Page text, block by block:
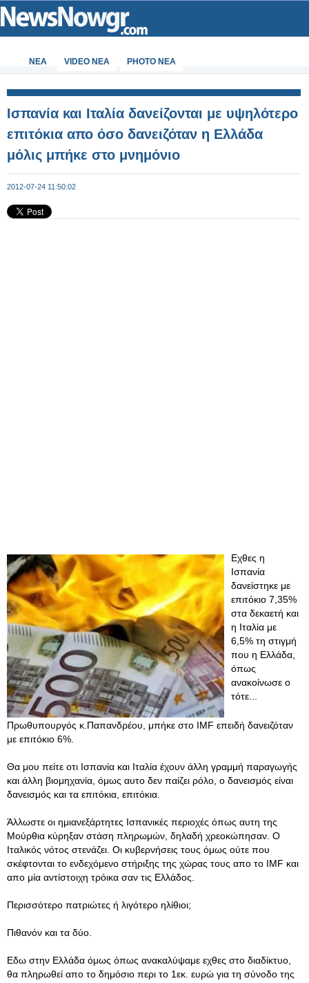
ΝΕΑ VIDEO NEA PHOTO NEA
Ισπαvία και Ιταλία δανείζονται με υψηλότερο
επιτόκια απο όσο δανειζόταν η Ελλάδα
μόλις μπήκε στο μνημόνιο
2012-07-24 11:50:02
Εχθες η
Ισπανία
δανείστηκε με
επιτόκιο 7,35%
στα δεκαετή και
η Ιταλία με
6,5% τη στιγμή
που η Ελλάδα,
όπως
ανακοίνωσε ο
τότε...
Πρωθυπουργός κ.Παπανδρέου, μπήκε στο IMF επειδή δανειζόταν
με επιτόκιο 6%.
Θα μου πείτε οτι Ισπανία και Ιταλία έχουν άλλη γραμμή παραγωγής
και άλλη βιομηχανία, όμως αυτο δεν παίζει ρόλο, ο δανεισμός είναι
δανεισμός και τα επιτόκια, επιτόκια.
Άλλωστε οι ημιανεξάρτητες Ισπανικές περιοχές όπως αυτη της
Μούρθια κύρηξαν στάση πληρωμών, δηλαδή χρεοκώπησαν. Ο
Ιταλικός νότος στενάζει. Οι κυβερνήσεις τους όμως ούτε που
σκέφτονται το ενδεχόμενο στήριξης της χώρας τους απο το IMF και
απο μία αντίστοιχη τρόικα σαν τις Ελλάδος.
Περισσότερο πατριώτες ή λιγότερο ηλίθιοι;
Πιθανόν και τα δύο.
Εδω στην Ελλάδα όμως όπως ανακαλύψαμε εχθες στο διαδίκτυο,
θα πληρωθεί απο το δημόσιο περι το 1εκ. ευρώ για τη σύνοδο της